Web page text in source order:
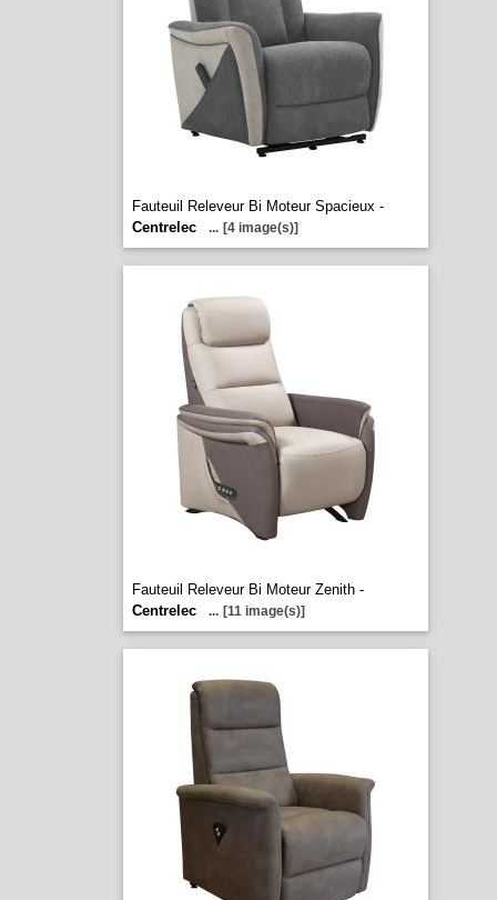
Fauteuil Releveur Bi Moteur Spacieux -
Centrelec
... [4 image(s)]
Fauteuil Releveur Bi Moteur Zenith -
Centrelec
... [11 image(s)]